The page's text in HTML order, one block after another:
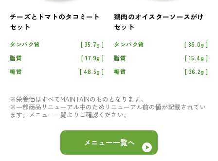
チーズとトマトのタコミート
セット
タンパク質
35.7g
脂質
17.9g
糖質
48.5g
鶏肉のオイスターソースがけ
セット
タンパク質
36.0g
脂質
15.4g
糖質
36.2g
※栄養価はすべてMAINTAINのものとなります。
※一部商品リニューアル中のためリニューアル前の値が記載されてい
ます。メニュー一覧よりご確認ください。
メニュー一覧へ